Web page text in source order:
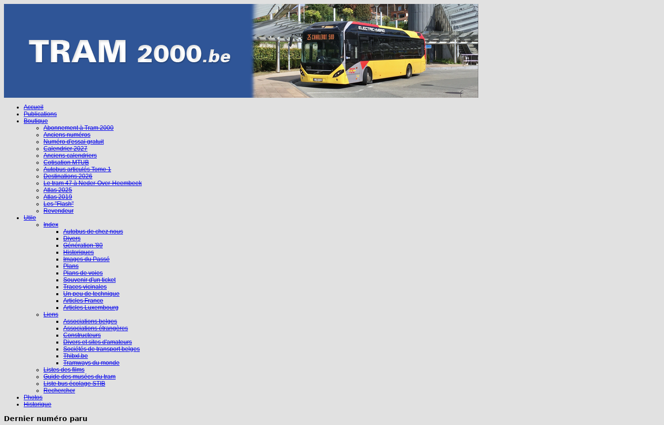
Accueil
Publications
Boutique
Abonnement à Tram 2000
Anciens numéros
Numéro d'essai gratuit
Calendrier 2027
Anciens calendriers
Cotisation MTUB
Autobus articulés Tome 1
Destinations 2026
Le tram 47 à Neder-Over-Heembeek
Atlas 2025
Atlas 2019
Les "Flash"
Revendeur
Utile
Index
Autobus de chez nous
Divers
Génération '80
Historiques
Images du Passé
Plans
Plans de voies
Souvenir d'un ticket
Traces vicinales
Un peu de technique
Articles France
Articles Luxembourg
Liens
Associations belges
Associations étrangères
Constructeurs
Divers et sites d'amateurs
Sociétés de transport belges
Thibxl.be
Tramways du monde
Listes des films
Guide des musées du tram
Liste bus écolage STIB
Rechercher
Photos
Historique
Dernier numéro paru